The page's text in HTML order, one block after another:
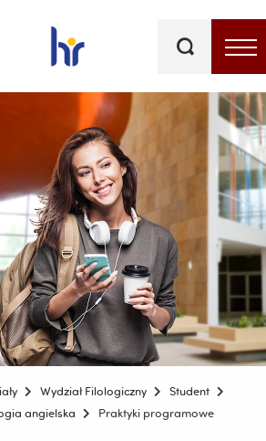
kluczowe
Wydział Filologiczny
Student
angielska Praktyki programowe